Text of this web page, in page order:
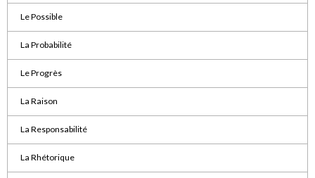
Le Possible
La Probabilité
Le Progrès
La Raison
La Responsabilité
La Rhétorique